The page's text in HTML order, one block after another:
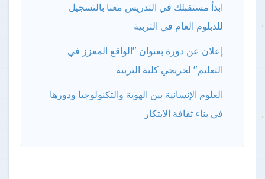
ابدأ مستقبلك في التدريس معنا بالتسجيل
للدبلوم العام في التربية
إعلان عن دورة بعنوان "الواقع المعزز في
التعليم" لخريجي كلية التربية
العلوم الإنسانية بين الهوية والتكنولوجيا ودورها
في بناء ثقافة الابتكار